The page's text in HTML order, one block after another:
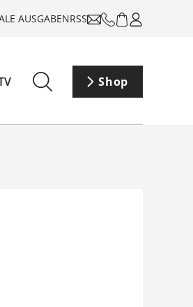
AUSGABENRSS
Shop